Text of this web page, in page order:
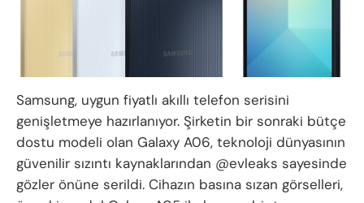
Samsung, uygun fiyatlı akıllı telefon serisini
genişletmeye hazırlanıyor. Şirketin bir sonraki bütçe
dostu modeli olan Galaxy A06, teknoloji dünyasının
güvenilir sızıntı kaynaklarından @evleaks sayesinde
gözler önüne serildi. Cihazın basına sızan görselleri,